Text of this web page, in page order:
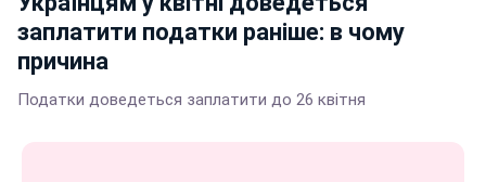
заплатити податки раніше: в чому
причина
Податки доведеться заплатити до 26 квітня